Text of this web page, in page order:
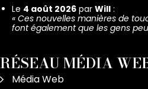
Le 4 août 2026 par Will :
« Ces nouvelles manières de
font également que les gens
RÉSEAU MÉDIA
Média Web